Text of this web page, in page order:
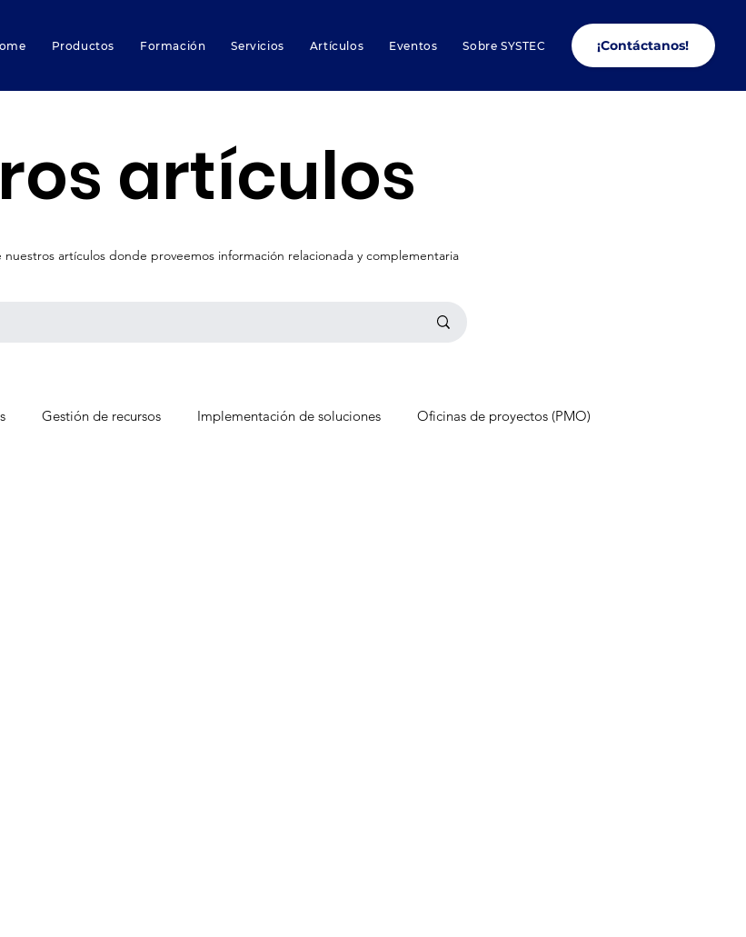
Productos Formación Servicios Artículos Eventos Sobre SYSTEC ¡Contáctanos!
nuestros artículos donde proveemos información relacionada y complementaria
artículos
Gestión de recursos Implementación de soluciones Oficinas de proyectos (PMO)